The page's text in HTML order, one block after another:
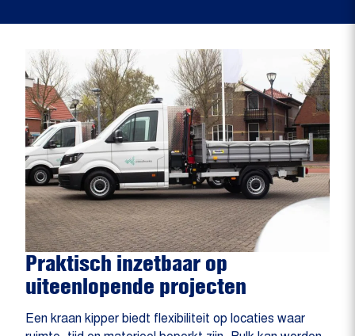
Praktisch inzetbaar op
uiteenlopende projecten
Een kraan kipper biedt flexibiliteit op locaties waar